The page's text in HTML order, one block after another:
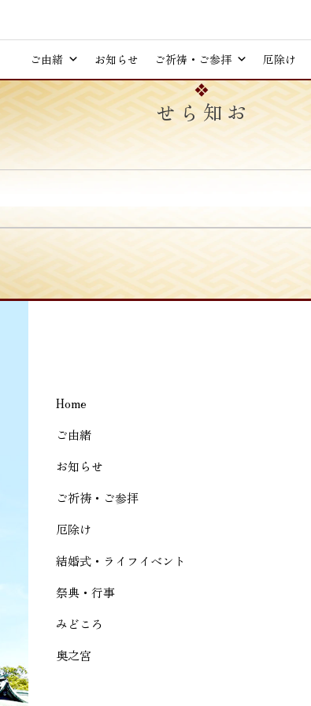
ご由緒 お知らせ ご祈祷・ご参拝 厄除け
お知らせ
Home
ご由緒
お知らせ
ご祈祷・ご参拝
厄除け
結婚式・ライフイベント
祭典・行事
みどころ
奥之宮